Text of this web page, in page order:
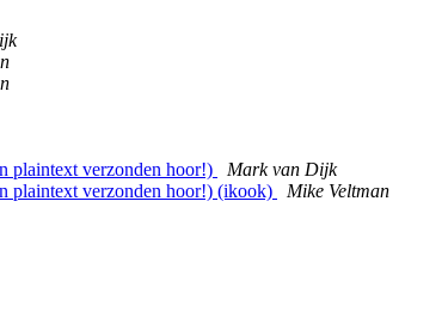
plaintext verzonden hoor!)
Mark van Dijk
plaintext verzonden hoor!) (ikook)
Mike Veltman